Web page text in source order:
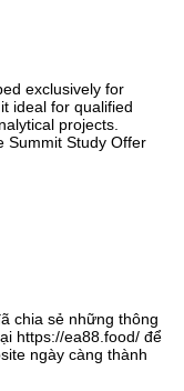
exclusively for
ideal for qualified
projects.
Summit Study Offer
chia sẻ những thông
https://ea88.food/ để
ngày càng thành